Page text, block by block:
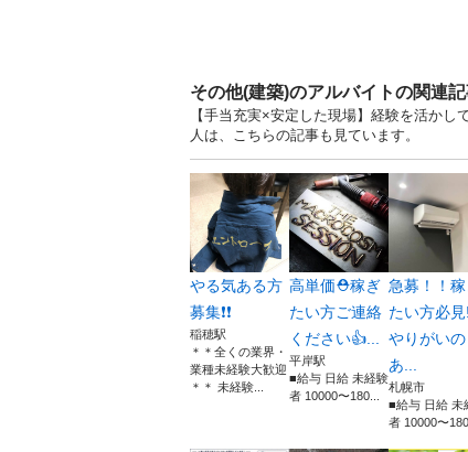
その他(建築)のアルバイトの関連
【手当充実×安定した現場】経験を活か
人は、こちらの記事も見ています。
やる気ある方
募集❗️❗️
稲穂駅
＊＊全くの業界・
業種未経験大歓迎
＊＊ 未経験...
高単価⛑️稼ぎ
たい方ご連絡
ください👍...
平岸駅
■給与 日給 未経験
者 10000〜180...
急募！！
たい方必見
やりがいの
あ...
札幌市
■給与 日給 未
者 10000〜